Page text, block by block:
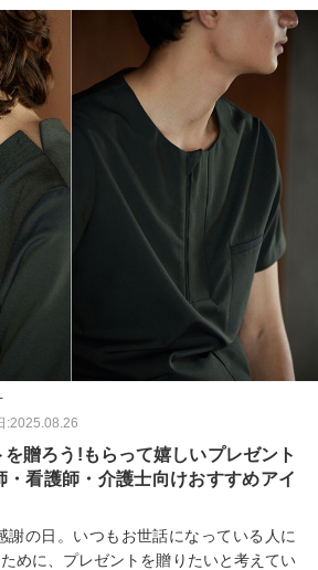
:2025.08.26
を贈ろう!もらって嬉しいプレゼント
・看護師・介護士向けおすすめアイ
謝の日。いつもお世話になっている人に
めに、プレゼントを贈りたいと考えてい